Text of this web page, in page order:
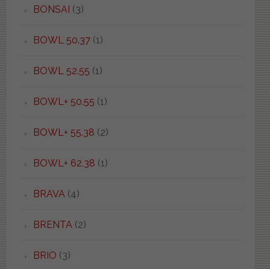
BONSAI (3)
BOWL 50.37(1)
BOWL 52.55 (1)
BOWL+ 50.55 (1)
BOWL+ 55.38 (2)
BOWL+ 62.38 (1)
BRAVA(4)
BRENTA(2)
BRIO (3)